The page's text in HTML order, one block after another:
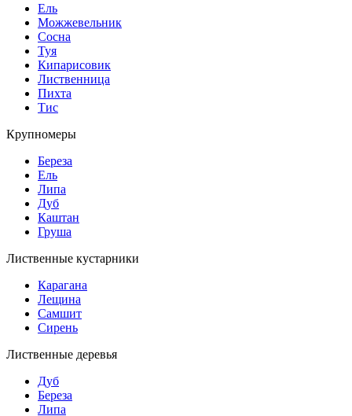
Ель
Можжевельник
Сосна
Туя
Кипарисовик
Лиственница
Пихта
Тис
Крупномеры
Береза
Ель
Липа
Дуб
Каштан
Груша
Лиственные кустарники
Карагана
Лещина
Самшит
Сирень
Лиственные деревья
Дуб
Береза
Липа